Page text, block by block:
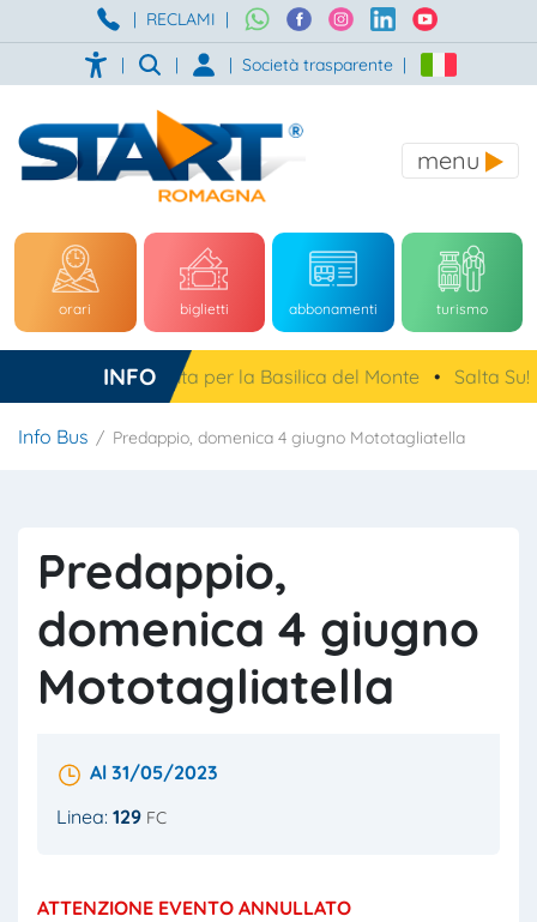
| RECLAMI |
| | | Società trasparente |
menu
orari biglietti abbonamenti turismo
INFO
navetta gratuita per la Basilica del Monte • Salta Su! •
Info Bus Predappio, domenica 4 giugno Mototagliatella
Predappio,
domenica 4 giugno
Mototagliatella
Al 31/05/2023
Linea: 129 FC
ATTENZIONE EVENTO ANNULLATO